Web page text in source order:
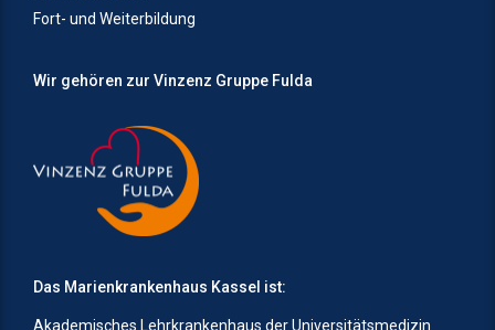
Fort- und Weiterbildung
Wir gehören zur Vinzenz Gruppe Fulda
Das Marienkrankenhaus Kassel ist:
Akademisches Lehrkrankenhaus der Universitätsmedizin